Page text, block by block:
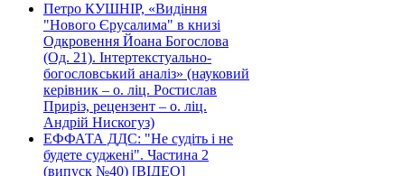
Петро КУШНІР, «Видіння
"Нового Єрусалима" в книзі
Одкровення Йоана Богослова
(Од. 21). Інтертекстуально-
богословський аналіз» (науковий
керівник – о. ліц. Ростислав
Приріз, рецензент – о. ліц.
Андрій Нискогуз)
ЕФФАТА ДДС: "Не судіть і не
будете суджені". Частина 2
(випуск №40) [ВІДЕО]